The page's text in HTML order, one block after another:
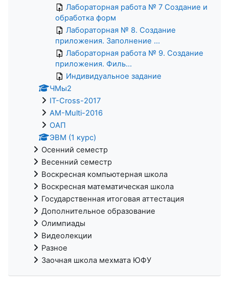
Лабораторная работа № 7 Создание и
обработка форм
Лабораторная № 8. Создание
приложения. Заполнение ...
Лабораторная работа № 9. Создание
приложения. Филь...
Индивидуальное задание
ЧМы2
IT-Cross-2017
AM-Multi-2016
ОАП
ЭВМ (1 курс)
Осенний семестр
Весенний семестр
Воскресная компьютерная школа
Воскресная математическая школа
Государственная итоговая аттестация
Дополнительное образование
Олимпиады
Видеолекции
Разное
Заочная школа мехмата ЮФУ